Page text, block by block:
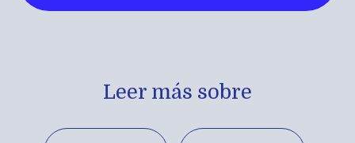
Leer más sobre